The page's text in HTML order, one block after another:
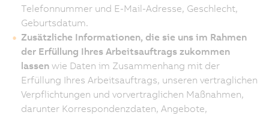
Telefonnummer und E-Mail-Adresse, Geschlecht,
Geburtsdatum.
Zusätzliche Informationen, die sie uns im Rahmen
der Erfüllung Ihres Arbeitsauftrags zukommen
lassen wie Daten im Zusammenhang mit der
Erfüllung Ihres Arbeitsauftrags, unseren vertraglichen
Verpflichtungen und vorvertraglichen Maßnahmen,
darunter Korrespondenzdaten, Angebote,